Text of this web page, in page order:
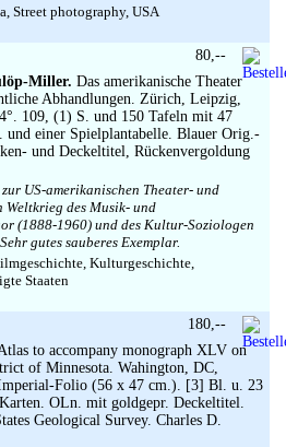
Street photography, USA
Miller. Das amerikanische Theater
Abhandlungen. Zürich, Leipzig,
109, (1) S. und 150 Tafeln mit 47
und einer Spielplantabelle. Blauer Orig.-
und Deckeltitel, Rückenvergoldung
US-amerikanischen Theater- und
Weltkrieg des Musik- und
(1888-1960) und des Kultur-Soziologen
gutes sauberes Exemplar.
Kulturgeschichte,
Staaten
80,--
to accompany monograph XLV on
of Minnesota. Wahington, DC,
Folio (56 x 47 cm.). [3] Bl. u. 23
OLn. mit goldgepr. Deckeltitel.
Geological Survey. Charles D.
180,--